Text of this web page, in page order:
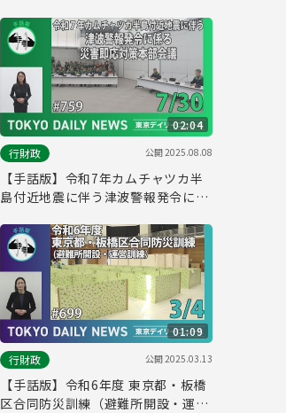
京デイリーニュース特別版）
02:04
行財政
公開2025.08.08
【手話版】令和7年カムチャツカ半
島付近地震に伴う津波警報発令に係
７月30日 東京デイリーニュース
No.759）
01:09
行財政
公開2025.03.13
【手話版】令和6年度 東京都・板橋
区合同防災訓練（避難所開設・運営